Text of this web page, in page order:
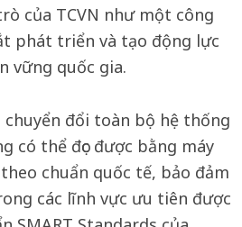
của TCVN như một công
phát triển và tạo động lực
vững quốc gia.
đổi toàn bộ hệ thống
có thể đọc được bằng máy
chuẩn quốc tế, bảo đảm
các lĩnh vực ưu tiên được